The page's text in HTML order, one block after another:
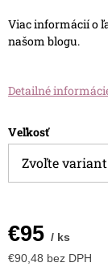
Viac informácií o
našom blogu.
Detailné
Veľkosť
€95 / ks
€90,48 bez DPH